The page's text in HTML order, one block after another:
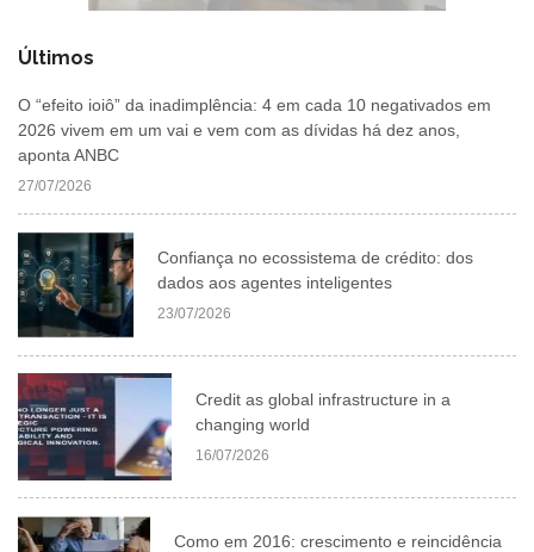
Últimos
O “efeito ioiô” da inadimplência: 4 em cada 10 negativados em
2026 vivem em um vai e vem com as dívidas há dez anos,
aponta ANBC
27/07/2026
Confiança no ecossistema de crédito: dos
dados aos agentes inteligentes
23/07/2026
Credit as global infrastructure in a
changing world
16/07/2026
Como em 2016: crescimento e reincidência